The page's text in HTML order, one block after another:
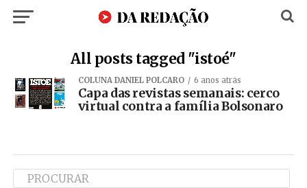
All posts tagged "istoé"
COLUNA DANIEL POLCARO 6 anos atrás
Capa das revistas semanais: cerco
virtual contra a família Bolsonaro